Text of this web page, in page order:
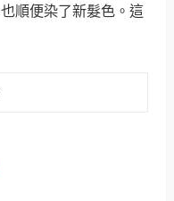
順便染了新髮色。這